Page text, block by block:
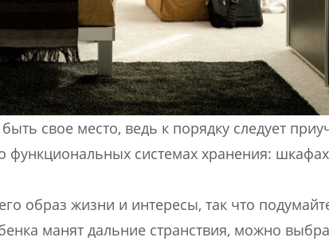
свое место, ведь к порядку следует
функциональных системах хранения:
образ жизни и интересы, так что
манят дальние странствия, можно